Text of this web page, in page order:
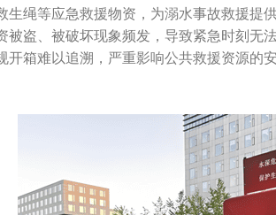
生绳等应急救援物资，为溺水事故救援提
被盗、被破坏现象频发，导致紧急时刻无
开箱难以追溯，严重影响公共救援资源的